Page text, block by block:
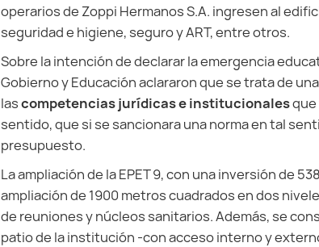
operarios de Zoppi Hermanos S.A. ingresen al
seguridad e higiene, seguro y ART, entre otros.
Sobre la intención de declarar la emergencia
Gobierno y Educación aclararon que se trata de
lascompetencias jurídicas e institucionalesque
sentido, que si se sancionara una norma en tal
presupuesto.
La ampliación de la EPET 9, con una inversión de
ampliación de 1900 metros cuadrados en dos
de reuniones y núcleos sanitarios. Además, se
patio de la institución -con acceso interno y